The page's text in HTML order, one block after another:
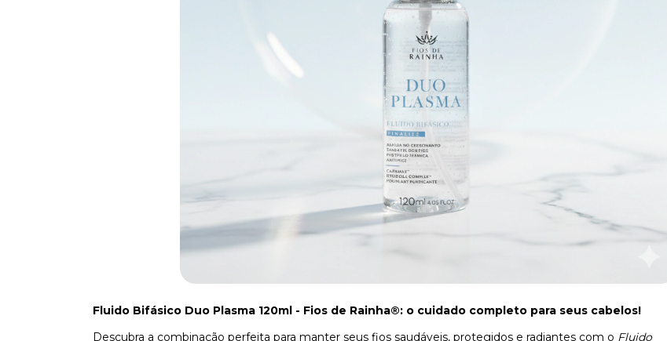
Fluido Bifásico Duo Plasma 120ml - Fios de Rainha®: o cuidado completo para seus cabelos!
Descubra a combinação perfeita para manter seus fios saudáveis, protegidos e radiantes com o Fluido